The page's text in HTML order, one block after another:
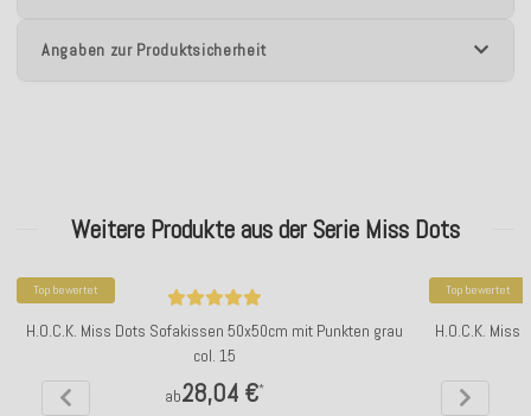
Angaben zur Produktsicherheit
Weitere Produkte aus der Serie Miss Dots
Top bewertet
H.O.C.K. Miss Dots Sofakissen 50x50cm mit Punkten grau
col. 15
ab28,04 €*
Top bewertet
H.O.C.K.